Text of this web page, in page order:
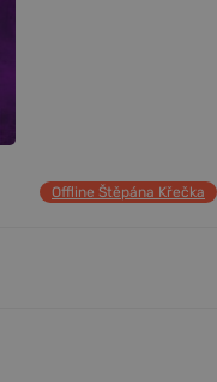
Offline Štěpána Křečka